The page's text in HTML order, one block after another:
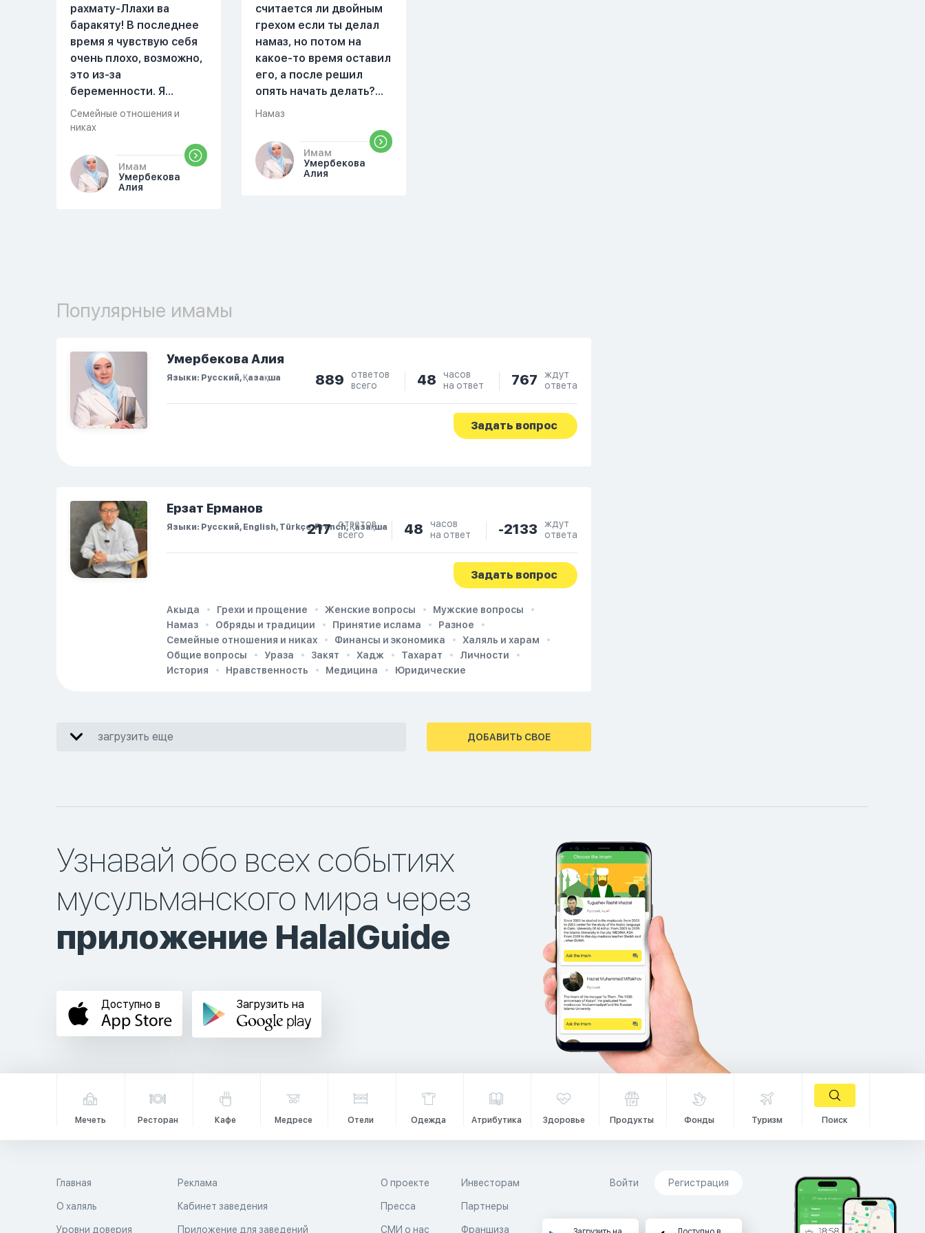
рахмату-Ллахи ва
баракяту! В последнее
время я чувствую себя
очень плохо, возможно,
это из-за
беременности. Я
разбудила мужа и
рассказала ему, что со
происходит,он потом
обратно ложился спать
это было около
решила терпеть свою
боль, повернулась
Но потом он проснулся
и спросил, что
случилось. И я
рассказала о своих
проблемах. Затем я
Семейные отношения и
никах
Имам
Умербекова
Алия
считается ли двойным
грехом если ты делал
намаз, но потом на
какое-то время оставил
его, а после решил
опять начать делать?
можете объяснить
Намаз
Имам
Умербекова
Алия
Популярные имамы
Умербекова Алия
Языки: Русский, Қазақша 889
ответов
всего
48
часов
на ответ
767
ждут
ответа
Задать вопрос
Ерзат Ерманов
Языки: Русский, English, Türkçe, French, Қазақша
217
ответов
всего
48
часов
на ответ
-2133
ждут
ответа
Задать вопрос
Акыда Грехи и прощение Женские вопросы
Мужские вопросы
Намаз
Обряды и традиции Принятие ислама
Разное
Семейные отношения и никах
Финансы и экономика
Халяль и харам
Общие вопросы
Ураза Закят Хадж Тахарат
Личности
История
Нравственность Медицина Юридические
загрузить еще ДОБАВИТЬ СВОЕ
Узнавай обо всех событиях
мусульманского мира через
приложение HalalGuide
Доступно в Загрузить на
Мечеть Ресторан Кафе Медресе Отели Одежда Атрибутика Здоровье Продукты Фонды Туризм Поиск
Главная
О халяль
Уровни доверия
Реклама
Кабинет заведения
Приложение для заведений
О проекте
Пресса
СМИ о нас
Инвесторам
Партнеры
Франшиза
Войти Регистрация